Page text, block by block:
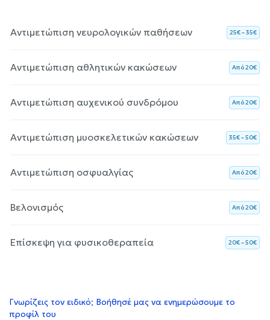
Αντιμετώπιση νευρολογικών παθήσεων 25€ – 35€
Αντιμετώπιση αθλητικών κακώσεων Aπό 20€
Αντιμετώπιση αυχενικού συνδρόμου Aπό 20€
Αντιμετώπιση μυοσκελετικών κακώσεων 35€ – 50€
Αντιμετώπιση οσφυαλγίας Aπό 20€
Βελονισμός Aπό 20€
Επίσκεψη για φυσικοθεραπεία 20€ – 50€
Γνωρίζεις τον ειδικό; Βοήθησέ μας να ενημερώσουμε το
προφίλ του